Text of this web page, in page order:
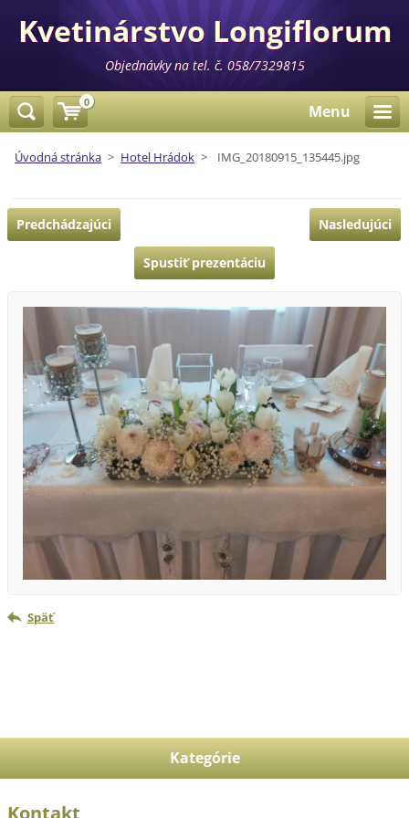
Kvetinárstvo Longiflorum
Objednávky na tel. č. 058/7329815
Menu
Úvodná stránka > Hotel Hrádok > IMG_20180915_135445.jpg
Predchádzajúci Nasledujúci
Spustiť prezentáciu
Späť
Kategórie
Kontakt
0